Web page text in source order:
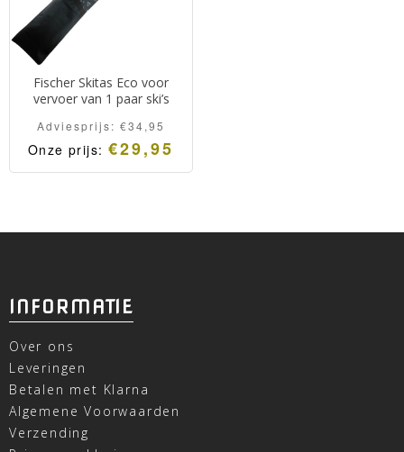
Fischer Skitas Eco voor
vervoer van 1 paar ski’s
Adviesprijs: €34,95
Onze prijs: €29,95
INFORMATIE
Over ons
Leveringen
Betalen met Klarna
Algemene Voorwaarden
Verzending